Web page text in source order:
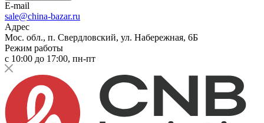
E-mail
sale@china-bazar.ru
Адрес
Мос. обл., п. Свердловский, ул. Набережная, 6Б
Режим работы
c 10:00 до 17:00, пн-пт